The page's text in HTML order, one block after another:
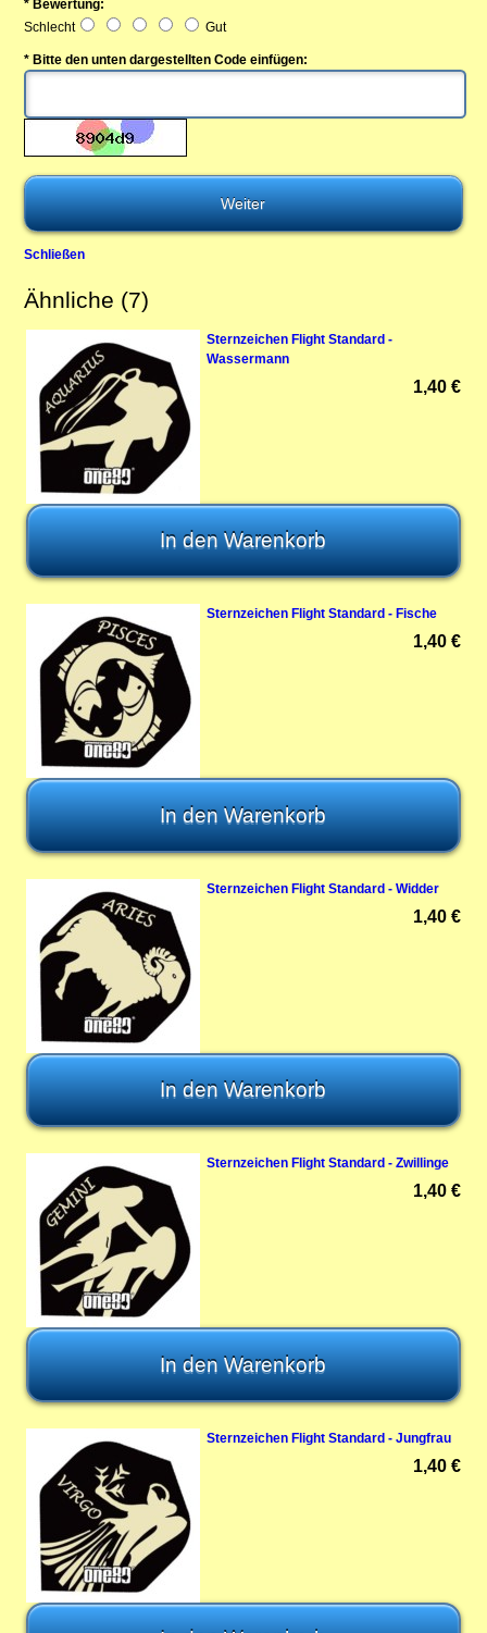
* Bewertung:
Schlecht
Gut
* Bitte den unten dargestellten Code einfügen:
Schließen
Ähnliche (7)
Sternzeichen Flight Standard -
Wassermann
1,40 €
Sternzeichen Flight Standard - Fische
1,40 €
Sternzeichen Flight Standard - Widder
1,40 €
Sternzeichen Flight Standard - Zwillinge
1,40 €
Sternzeichen Flight Standard - Jungfrau
1,40 €